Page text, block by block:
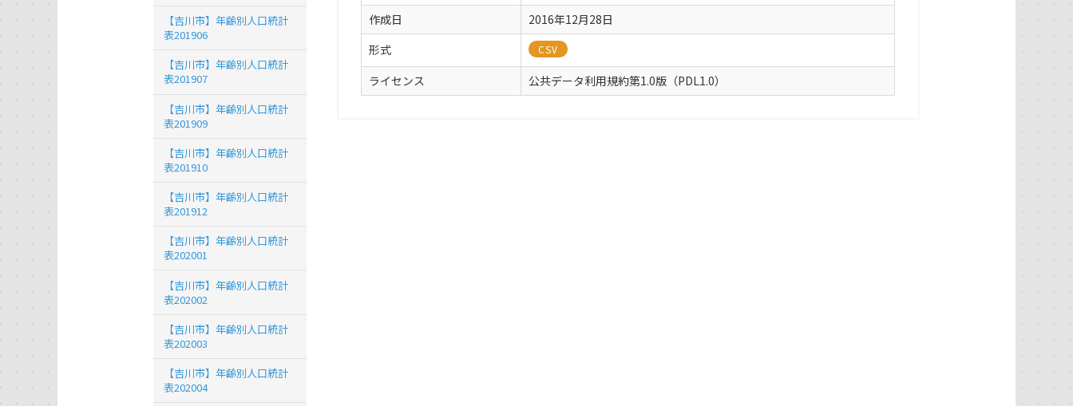
作成日
2016年12月28日
形式
CSV
ライセンス 公共データ利用規約第1.0版（PDL1.0）
【吉川市】年齢別人口統計
表201906
【吉川市】年齢別人口統計
表201907
【吉川市】年齢別人口統計
表201909
【吉川市】年齢別人口統計
表201910
【吉川市】年齢別人口統計
表201912
【吉川市】年齢別人口統計
表202001
【吉川市】年齢別人口統計
表202002
【吉川市】年齢別人口統計
表202003
【吉川市】年齢別人口統計
表202004